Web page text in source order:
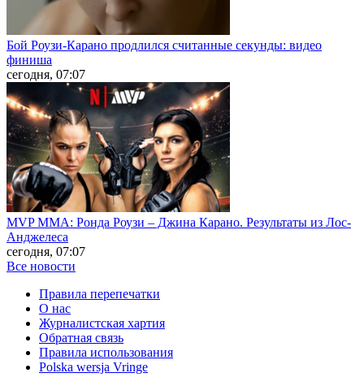
Бой Роузи-Карано продлился считанные секунды: видео
финиша
сегодня, 07:07
MVP MMA: Ронда Роузи – Джина Карано. Результаты из Лос-
Анджелеса
сегодня, 07:07
Все новости
Правила перепечатки
О нас
Журналистская хартия
Обратная связь
Правила использования
Polska wersja Vringe